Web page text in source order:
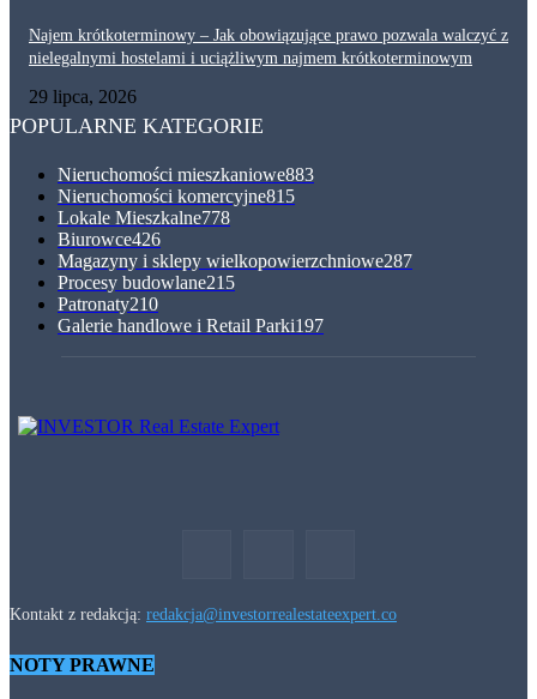
Najem krótkoterminowy – Jak obowiązujące prawo pozwala walczyć z
nielegalnymi hostelami i uciążliwym najmem krótkoterminowym
29 lipca, 2026
POPULARNE KATEGORIE
Nieruchomości mieszkaniowe883
Nieruchomości komercyjne815
Lokale Mieszkalne778
Biurowce426
Magazyny i sklepy wielkopowierzchniowe287
Procesy budowlane215
Patronaty210
Galerie handlowe i Retail Parki197
Kontakt z redakcją: redakcja@investorrealestateexpert.co
NOTY PRAWNE